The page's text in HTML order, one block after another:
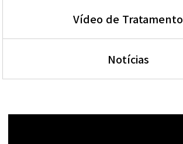
Vídeo de Tratamento
Notícias